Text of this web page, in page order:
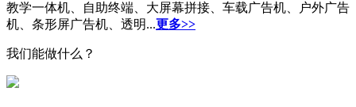
教学一体机、自助终端、大屏幕拼接、车载广告机、户外广告
机、条形屏广告机、透明...更多>>
我们能做什么？